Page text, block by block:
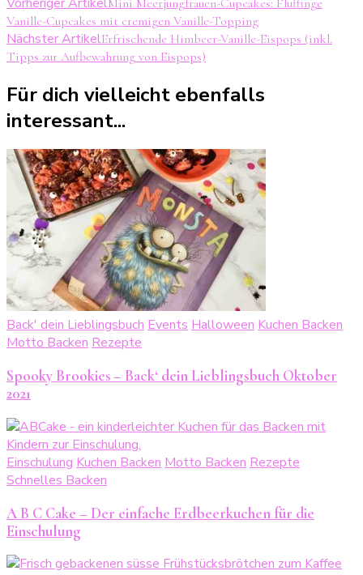
Beitragsnavigation
Vanille-Cupcakes mit cremigen Vanille-Topping
Nächster ArtikelErfrischende Himbeer-Vanille-Eispops (inkl.
Tipps zur Aufbewahrung von Eispops)
Für dich vielleicht ebenfalls
interessant...
Back' dein LieblingsbuchEventsHalloweenKuchen Backen
Motto BackenRezepte
Spooky Brookies – Back‘ dein Lieblingsbuch Oktober
2021
Einschulung Kuchen Backen Motto Backen Rezepte
Schnelles Backen
A B C Cake – Der einfache Erdbeerkuchen für die
Einschulung